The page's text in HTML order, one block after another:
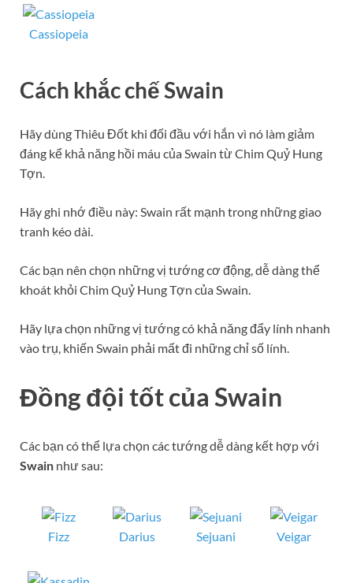
Cassiopeia
Cách khắc chế Swain
Hãy dùng Thiêu Đốt khi đối đầu với hắn vì nó làm giảm
đáng kể khả năng hồi máu của Swain từ Chim Quỷ Hung
Tợn.
Hãy ghi nhớ điều này: Swain rất mạnh trong những giao
tranh kéo dài.
Các bạn nên chọn những vị tướng cơ động, dễ dàng thể
khoát khỏi Chim Quỷ Hung Tợn của Swain.
Hãy lựa chọn những vị tướng có khả năng đẩy lính nhanh
vào trụ, khiến Swain phải mất đi những chỉ số lính.
Đồng đội tốt của Swain
Các bạn có thể lựa chọn các tướng dễ dàng kết hợp với
Swain như sau:
Fizz Darius Sejuani Veigar